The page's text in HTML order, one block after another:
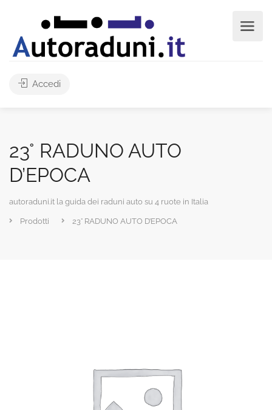
Accedi
23° RADUNO AUTO
D’EPOCA
autoraduni.it la guida dei raduni auto su 4 ruote in Italia
Prodotti 23° RADUNO AUTO D’EPOCA